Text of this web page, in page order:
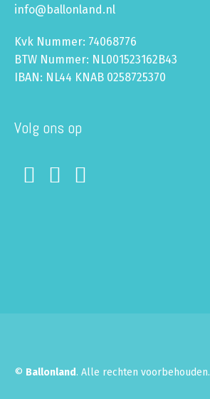
info@ballonland.nl
Kvk Nummer: 74068776
BTW Nummer: NL001523162B43
IBAN: NL44 KNAB 0258725370
Volg ons op
© Ballonland . Alle rechten voorbehouden.